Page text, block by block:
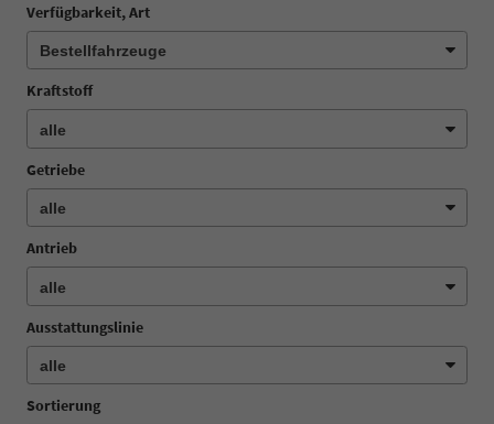
Verfügbarkeit, Art
Kraftstoff
Getriebe
Antrieb
Ausstattungslinie
Sortierung